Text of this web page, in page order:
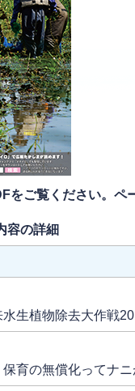
をご覧ください。ペ
容の詳細
水生植物除去大作戦
育の無償化ってナニ